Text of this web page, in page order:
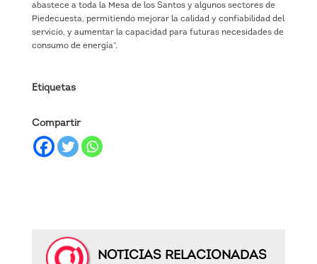
abastece a toda la Mesa de los Santos y algunos sectores de
Piedecuesta, permitiendo mejorar la calidad y confiabilidad del
servicio, y aumentar la capacidad para futuras necesidades de
consumo de energía”.
Etiquetas
Compartir
NOTICIAS RELACIONADAS